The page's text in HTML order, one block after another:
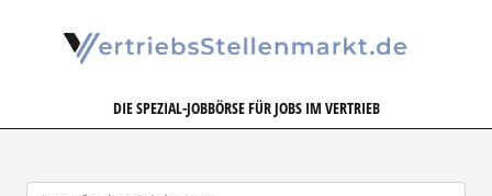
DIE SPEZIAL-JOBBÖRSE FÜR JOBS IM VERTRIEB